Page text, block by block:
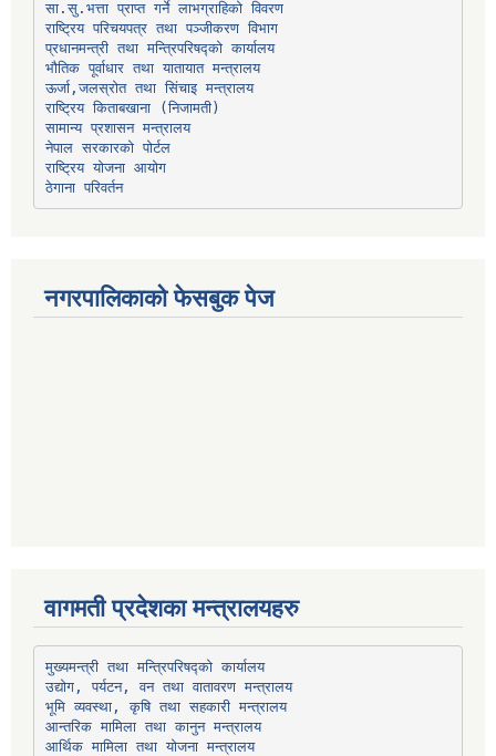
सा.सु.भत्ता प्राप्त गर्ने लाभग्राहिको विवरण
राष्ट्रिय परिचयपत्र तथा पञ्‍जीकरण विभाग
प्रधानमन्त्री तथा मन्त्रिपरिषद्को कार्यालय
भौतिक पूर्वाधार तथा यातायात मन्त्रालय
ऊर्जा,जलस्रोत तथा सिंचाइ मन्त्रालय
सामान्य प्रशासन मन्त्रालय
नेपाल सरकारको पोर्टल
राष्ट्रिय योजना आयोग
ठेगाना परिवर्तन
नगरपालिकाको फेसबुक पेज
वागमती प्रदेशका मन्त्रालयहरु
मुख्यमन्त्री तथा मन्त्रिपरिषद्को कार्यालय
उद्योग, पर्यटन, वन तथा वातावरण मन्त्रालय
भूमि व्यवस्था, कृषि तथा सहकारी मन्त्रालय
आन्तरिक मामिला तथा कानुन मन्त्रालय
आर्थिक मामिला तथा योजना मन्त्रालय